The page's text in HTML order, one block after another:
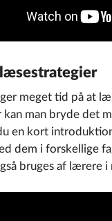
læsestrategier
meget tid på at
kan man bryde det
en kort
dem i forskellige
bruges af lærere